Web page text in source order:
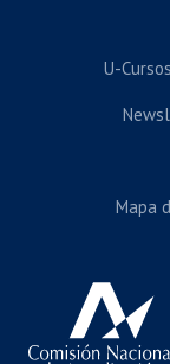
U-Cursos
Mapa